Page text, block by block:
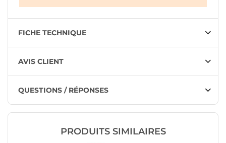
FICHE TECHNIQUE
AVIS CLIENT
QUESTIONS / RÉPONSES
PRODUITS SIMILAIRES